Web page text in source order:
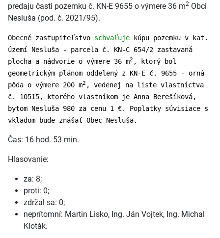
predaju časti pozemku č. KN-E 9655 o výmere 36 m2 Obci
Nesluša (pod. č. 2021/95).
Obecné zastupiteľstvo schvaľuje kúpu pozemku v kat.
území Nesluša - parcela č. KN-C 654/2 zastavaná
plocha a nádvorie o výmere 36 m2 , ktorý bol
geometrickým plánom oddelený z KN-E č. 9655 - orná
pôda o výmere 200 m2 , vedenej na liste vlastníctva
č. 10515, ktorého vlastníkom je Anna Berešíková,
bytom Nesluša 980 za cenu 1 €. Poplatky súvisiace s
vkladom bude znášať Obec Nesluša.
Čas: 16 hod. 53 min.
Hlasovanie:
za: 8;
proti: 0;
zdržal sa: 0;
neprítomní: Martin Lisko, Ing. Ján Vojtek, Ing. Michal
Kloták.